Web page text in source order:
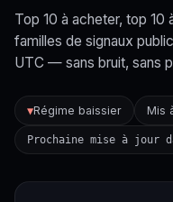
Top 10 à acheter, top 10
familles de signaux
UTC — sans bruit, sans
▼Régime baissier Mis
Prochaine mise à jour